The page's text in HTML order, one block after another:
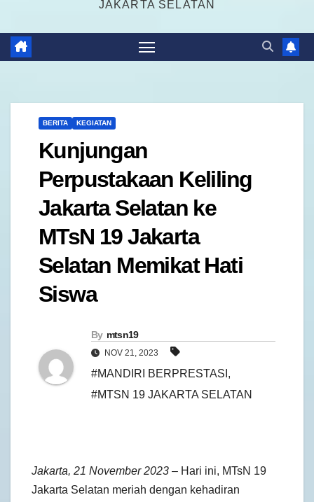
JAKARTA SELATAN
BERITA KEGIATAN
Kunjungan
Perpustakaan Keliling
Jakarta Selatan ke
MTsN 19 Jakarta
Selatan Memikat Hati
Siswa
By mtsn19
NOV 21, 2023
#MANDIRI BERPRESTASI ,
#MTSN 19 JAKARTA SELATAN
Jakarta, 21 November 2023 – Hari ini, MTsN 19
Jakarta Selatan meriah dengan kehadiran